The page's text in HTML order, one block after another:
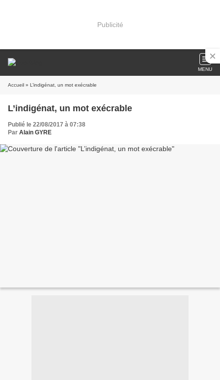
Publicité
MENU
Accueil » L’indigénat, un mot exécrable
L’indigénat, un mot exécrable
Publié le 22/08/2017 à 07:38
Par Alain GYRE